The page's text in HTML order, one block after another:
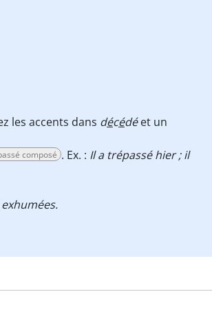
les accents dans décédéet un
composé . Ex. : Il a trépassé hier ; il